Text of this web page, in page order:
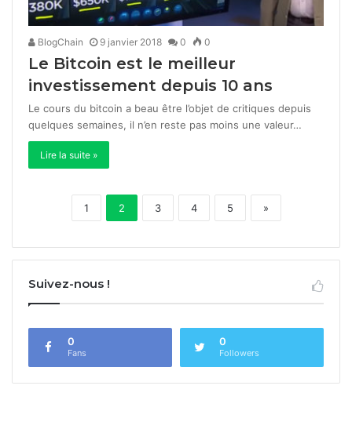
BlogChain 9 janvier 2018 0 0
Le Bitcoin est le meilleur
investissement depuis 10 ans
Le cours du bitcoin a beau être l’objet de critiques depuis
quelques semaines, il n’en reste pas moins une valeur…
Lire la suite »
1 2 3 4 5 »
Suivez-nous !
0
Fans
0
Followers